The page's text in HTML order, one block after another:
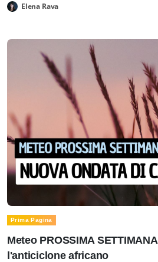
Elena Rava
Prima Pagina
Meteo PROSSIMA
l'anticiclone africano